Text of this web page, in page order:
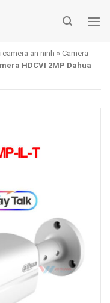
camera an ninh » Camera
HDCVI 2MP Dahua